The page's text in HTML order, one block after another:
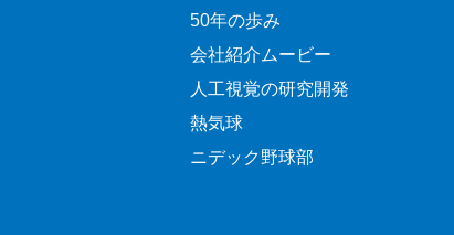
50年の歩み
会社紹介ムービー
人工視覚の研究開発
熱気球
ニデック野球部